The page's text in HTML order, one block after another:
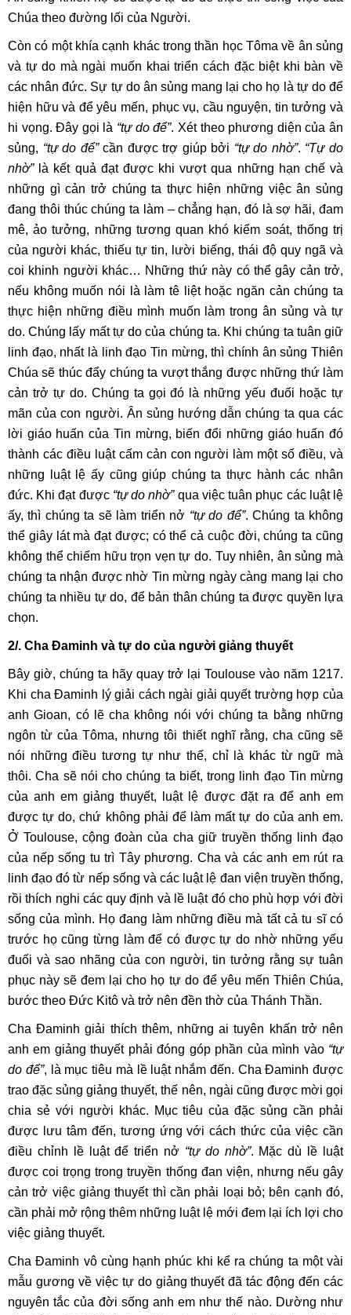
Chúa theo đường lối của Người.
Còn có một khía cạnh khác trong thần học Tôma về ân sủng
và tự do mà ngài muốn khai triển cách đặc biệt khi bàn về
các nhân đức. Sự tự do ân sủng mang lại cho họ là tự do để
hiện hữu và để yêu mến, phục vụ, cầu nguyện, tin tưởng và
hi vọng. Đây gọi là “tự do để”. Xét theo phương diện của ân
sủng, “tự do để”cần được trợ giúp bởi “tự do nhờ”. “Tự do
nhờ”là kết quả đạt được khi vượt qua những hạn chế và
những gì cản trở chúng ta thực hiện những việc ân sủng
đang thôi thúc chúng ta làm – chẳng hạn, đó là sợ hãi, đam
mê, ảo tưởng, những tương quan khó kiểm soát, thống trị
của người khác, thiếu tự tin, lười biếng, thái độ quy ngã và
coi khinh người khác… Những thứ này có thể gây cản trở,
nếu không muốn nói là làm tê liệt hoặc ngăn cản chúng ta
thực hiện những điều mình muốn làm trong ân sủng và tự
do. Chúng lấy mất tự do của chúng ta. Khi chúng ta tuân giữ
linh đạo, nhất là linh đạo Tin mừng, thì chính ân sủng Thiên
Chúa sẽ thúc đẩy chúng ta vượt thắng được những thứ làm
cản trở tự do. Chúng ta gọi đó là những yếu đuối hoặc tự
mãn của con người. Ân sủng hướng dẫn chúng ta qua các
lời giáo huấn của Tin mừng, biến đổi những giáo huấn đó
thành các điều luật cấm cản con người làm một số điều, và
những luật lệ ấy cũng giúp chúng ta thực hành các nhân
đức. Khi đạt được “tự do nhờ”qua việc tuân phục các luật lệ
ấy, thì chúng ta sẽ làm triển nở “tự do để”. Chúng ta không
thể giây lát mà đạt được; có thể cả cuộc đời, chúng ta cũng
không thể chiếm hữu trọn vẹn tự do. Tuy nhiên, ân sủng mà
chúng ta nhận được nhờ Tin mừng ngày càng mang lại cho
chúng ta nhiều tự do, để bản thân chúng ta được quyền lựa
chọn.
2/. Cha Đaminh và tự do của người giảng thuyết
Bây giờ, chúng ta hãy quay trở lại Toulouse vào năm 1217.
Khi cha Đaminh lý giải cách ngài giải quyết trường hợp của
anh Gioan, có lẽ cha không nói với chúng ta bằng những
ngôn từ của Tôma, nhưng tôi thiết nghĩ rằng, cha cũng sẽ
nói những điều tương tự như thế, chỉ là khác từ ngữ mà
thôi. Cha sẽ nói cho chúng ta biết, trong linh đạo Tin mừng
của anh em giảng thuyết, luật lệ được đặt ra để anh em
được tự do, chứ không phải để làm mất tự do của anh em.
Ở Toulouse, cộng đoàn của cha giữ truyền thống linh đạo
của nếp sống tu trì Tây phương. Cha và các anh em rút ra
linh đạo đó từ nếp sống và các luật lệ đan viện truyền thống,
rồi thích nghi các quy định và lề luật đó cho phù hợp với đời
sống của mình. Họ đang làm những điều mà tất cả tu sĩ có
trước họ cũng từng làm để có được tự do nhờ những yếu
đuối và sao nhãng của con người, tin tưởng rằng sự tuân
phục này sẽ đem lại cho họ tự do để yêu mến Thiên Chúa,
bước theo Đức Kitô và trở nên đền thờ của Thánh Thần.
Cha Đaminh giải thích thêm, những ai tuyên khấn trở nên
anh em giảng thuyết phải đóng góp phần của mình vào “tự
do để”, là mục tiêu mà lề luật nhắm đến. Cha Đaminh được
trao đặc sủng giảng thuyết, thế nên, ngài cũng được mời gọi
chia sẻ với người khác. Mục tiêu của đặc sủng cần phải
được lưu tâm đến, tương ứng với cách thức của việc cần
điều chỉnh lề luật để triển nở “tự do nhờ”. Mặc dù lề luật
được coi trọng trong truyền thống đan viện, nhưng nếu gây
cản trở việc giảng thuyết thì cần phải loại bỏ; bên cạnh đó,
cần phải mở rộng thêm những luật lệ mới đem lại ích lợi cho
việc giảng thuyết.
Cha Đaminh vô cùng hạnh phúc khi kể ra chúng ta một vài
mẫu gương về việc tự do giảng thuyết đã tác động đến các
nguyên tắc của đời sống anh em như thế nào. Dường như